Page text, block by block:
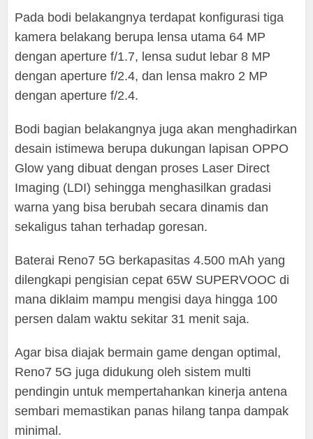
Pada bodi belakangnya terdapat konfigurasi tiga
kamera belakang berupa lensa utama 64 MP
dengan aperture f/1.7, lensa sudut lebar 8 MP
dengan aperture f/2.4, dan lensa makro 2 MP
dengan aperture f/2.4.
Bodi bagian belakangnya juga akan menghadirkan
desain istimewa berupa dukungan lapisan OPPO
Glow yang dibuat dengan proses Laser Direct
Imaging (LDI) sehingga menghasilkan gradasi
warna yang bisa berubah secara dinamis dan
sekaligus tahan terhadap goresan.
Baterai Reno7 5G berkapasitas 4.500 mAh yang
dilengkapi pengisian cepat 65W SUPERVOOC di
mana diklaim mampu mengisi daya hingga 100
persen dalam waktu sekitar 31 menit saja.
Agar bisa diajak bermain game dengan optimal,
Reno7 5G juga didukung oleh sistem multi
pendingin untuk mempertahankan kinerja antena
sembari memastikan panas hilang tanpa dampak
minimal.